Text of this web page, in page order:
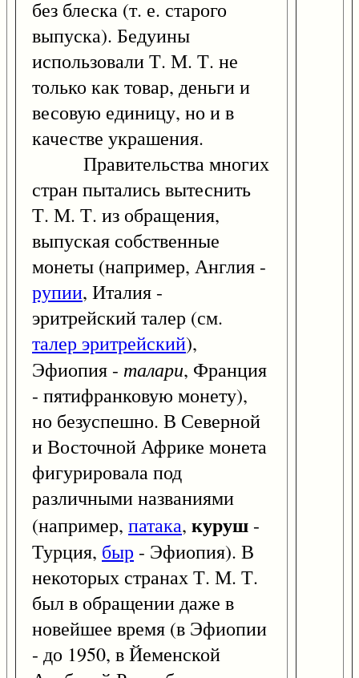
без блеска (т. е. старого
выпуска). Бедуины
использовали Т. М. Т. не
только как товар, деньги и
весовую единицу, но и в
качестве украшения.
Правительства многих
стран пытались вытеснить
Т. М. Т. из обращения,
выпуская собственные
монеты (например, Англия -
рупии, Италия -
эритрейский талер (см.
талер эритрейский),
Эфиопия - талари, Франция
- пятифранковую монету),
но безуспешно. В Северной
и Восточной Африке монета
фигурировала под
различными названиями
(например, патака, куруш -
Турция, быр - Эфиопия). В
некоторых странах Т. М. Т.
был в обращении даже в
новейшее время (в Эфиопии
- до 1950, в Йеменской